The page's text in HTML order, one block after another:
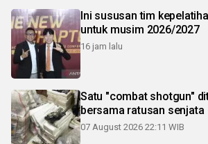
Ini sususan tim
untuk musim 2026/2027
16 jam lalu
Satu "combat shotgun"
bersama ratusan senjata
07 August 2026 22:11 WIB